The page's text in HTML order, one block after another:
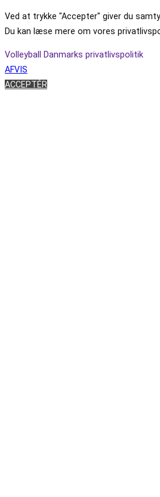
Ved at trykke "Accepter" giver du
Du kan læse mere om vores
Volleyball Danmarks privatlivspolitik
AFVIS
ACCEPTÉR